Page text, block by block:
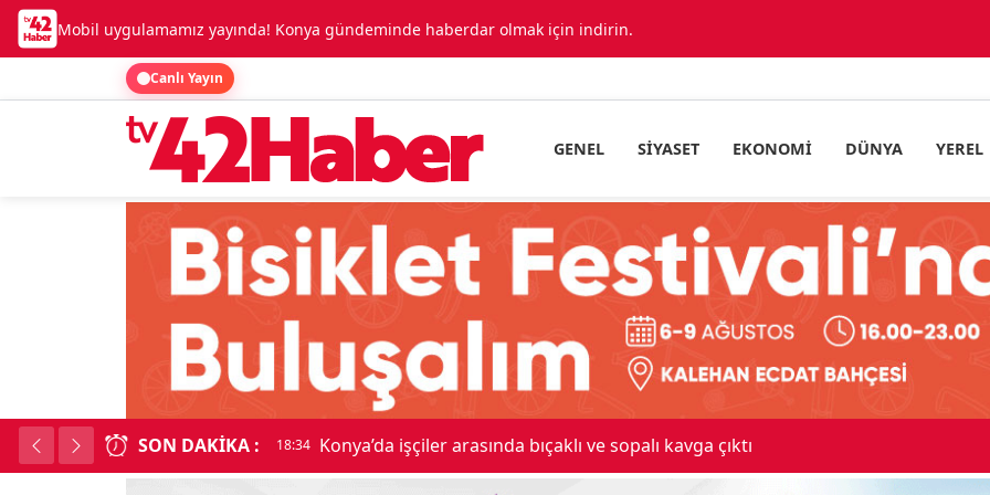
Mobil uygulamamız yayında! Konya gündeminde haberdar olmak için indirin.
Canlı Yayın
GENEL SIYASET EKONOMI DÜNYA YEREL
SON DAKIKA : 18:34 Lüks otomobille kar maskeli milyonluk soygun